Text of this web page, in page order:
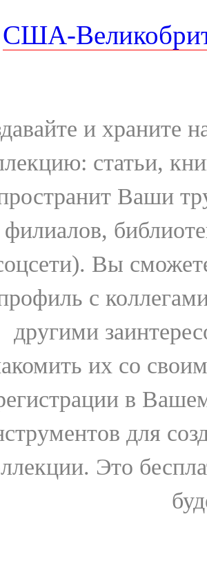
США-
и храните
статьи,
Ваши
филиалов,
Вы
с
другими
их со
в
для
Это